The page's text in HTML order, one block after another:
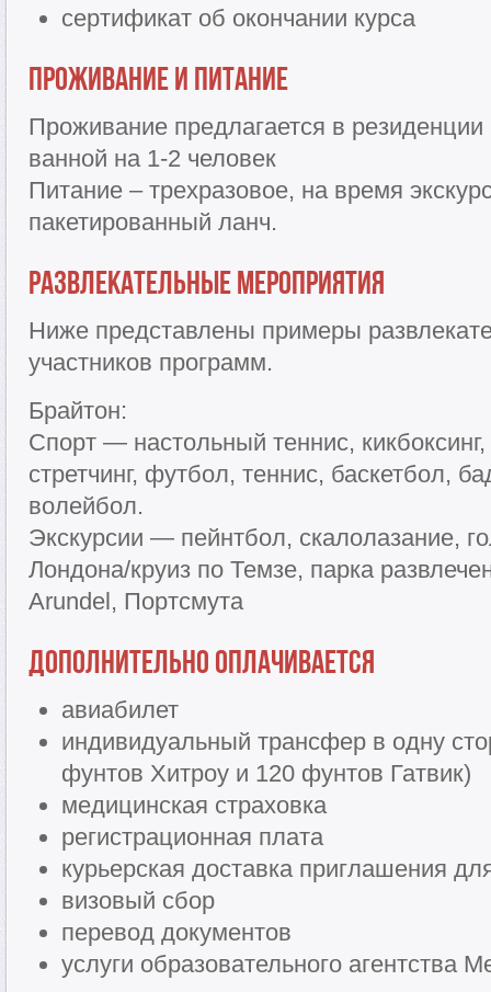
сертификат об окончании курса
Проживание и питание
Проживание предлагается в резиденции
ванной на 1-2 человек
Питание – трехразовое, на время
пакетированный ланч.
Развлекательные мероприятия
Ниже представлены примеры
участников программ.
Брайтон:
Спорт — настольный теннис,
стретчинг, футбол, теннис, баскетбол,
волейбол.
Экскурсии — пейнтбол, скалолазание,
Лондона/круиз по Темзе, парка
Arundel, Портсмута
Дополнительно оплачивается
авиабилет
индивидуальный трансфер в одну
фунтов Хитроу и 120 фунтов Гатвик)
медицинская страховка
регистрационная плата
курьерская доставка приглашения
визовый сбор
перевод документов
услуги образовательного агентства